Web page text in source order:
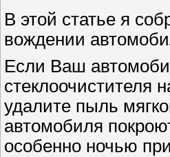
В этой статье я
вождении
Если Ваш
стеклоочистителя
удалите пыль
автомобиля
особенно ночью